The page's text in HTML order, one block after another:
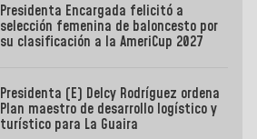
Presidenta Encargada felicitó a
selección femenina de baloncesto por
su clasificación a la AmeriCup 2027
Presidenta (E) Delcy Rodríguez ordena
Plan maestro de desarrollo logístico y
turístico para La Guaira